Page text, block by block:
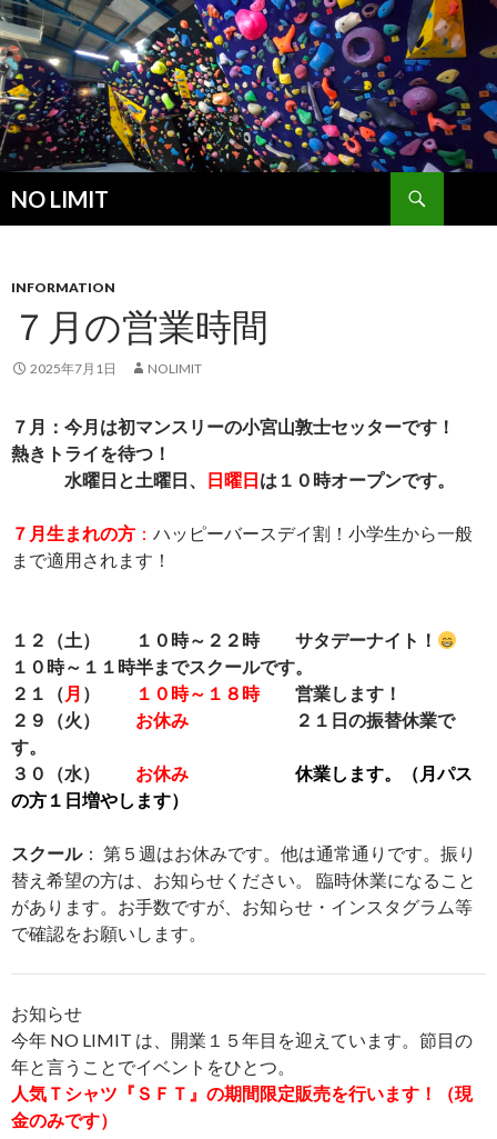
NO LIMIT
索
ン
ツ
キ
プ
INFORMATION
７月の営業時間
2025年7月1日 NOLIMIT
７月：今月は初マンスリーの小宮山敦士セッターです！
熱きトライを待つ！
水曜日と土曜日、
日曜日は１０時オープンです。
７月生まれの方 ： ハッピーバースデイ割！小学生から一般
まで適用されます！
１２（土） １０時～２２時 サタデーナイト！
１０時～１１時半までスクールです。
２１（ 月 ） １０時～１８時営業します！
２９（火） お休み
２１日の振替休業で
す。
３０（水） お休み 休業します。（月パス
の方１日増やします）
スクール： 第５週はお休みです。他は通常通りです。振り
替え希望の方は、お知らせください。 臨時休業になること
があります。お手数ですが、お知らせ・インスタグラム等
で確認をお願いします。
お知らせ
今年 NO LIMIT は、開業１５年目を迎えています。節目の
年と言うことでイベントをひとつ。
人気Ｔシャツ『ＳＦＴ』の期間限定販売を行います！（現
金のみです）